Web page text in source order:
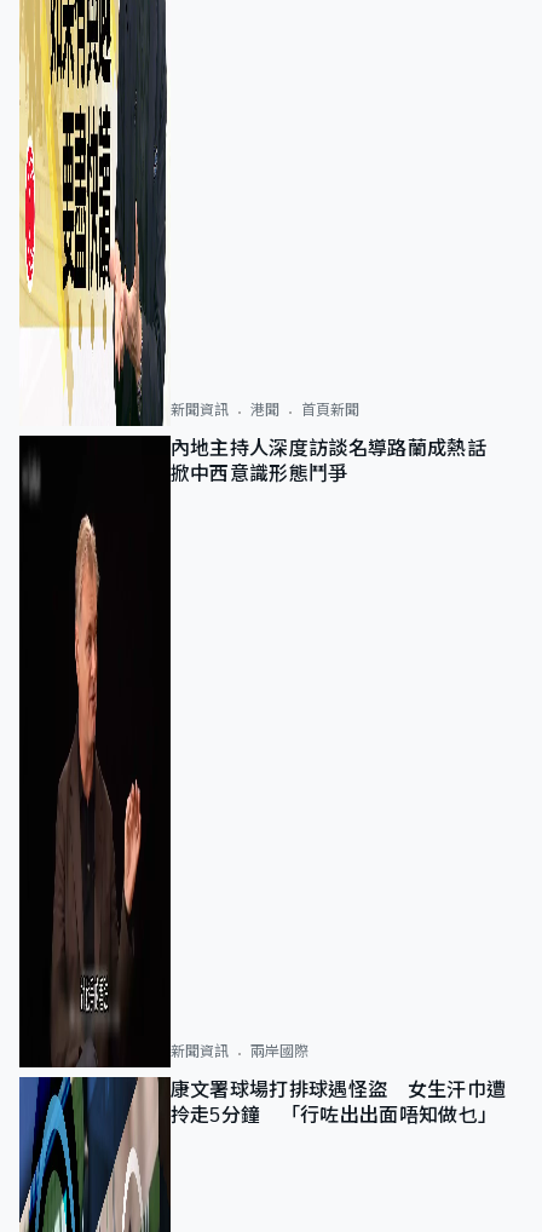
新聞資訊 港聞 首頁新聞
內地主持人深度訪談名導路蘭成熱話
掀中西意識形態鬥爭
新聞資訊 兩岸國際
康文署球場打排球遇怪盜 女生汗巾遭
拎走5分鐘 「行咗出出面唔知做乜」